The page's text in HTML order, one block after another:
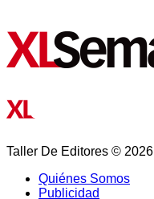
Taller De Editores © 2026
Quiénes Somos
Publicidad